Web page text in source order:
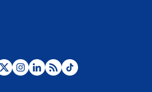
Posesión de Abelardo De La Espriella